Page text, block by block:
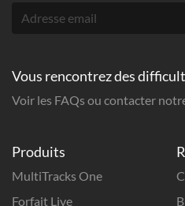
Produits
MultiTracks One
Forfait Live
Vous rencontrez des
Voir les FAQs ou contacter